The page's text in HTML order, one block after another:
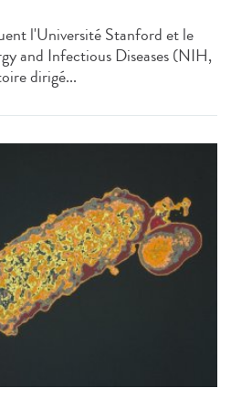
l'Université Stanford et le
and Infectious Diseases (NIH,
dirigé...